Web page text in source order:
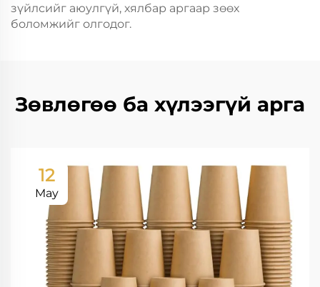
зүйлсийг аюулгүй, хялбар аргаар зөөх
боломжийг олгодог.
Зөвлөгөө ба хүлээгүй арга
12
May